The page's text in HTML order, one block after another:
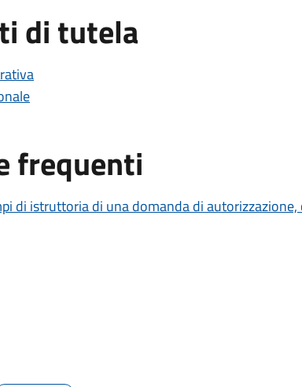
di tutela
frequenti
di istruttoria di una domanda di autorizzazione,